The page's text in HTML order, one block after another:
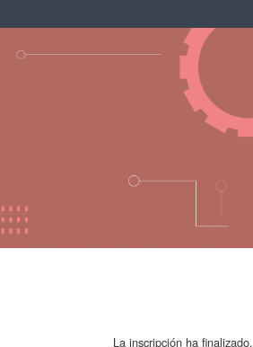
La inscripción ha finalizado.